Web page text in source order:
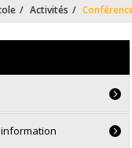
Activités